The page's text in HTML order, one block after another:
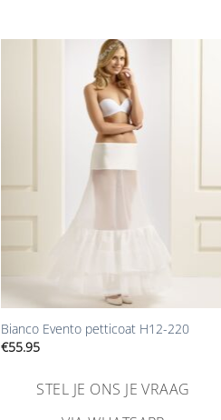
Bianco Evento petticoat H12-220
€55.95
STEL JE ONS JE VRAAG